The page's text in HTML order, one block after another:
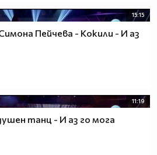
15:15
Пейчева - Кокили - И аз
11:19
танц - И аз го мога